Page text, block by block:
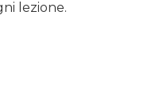
lezione.